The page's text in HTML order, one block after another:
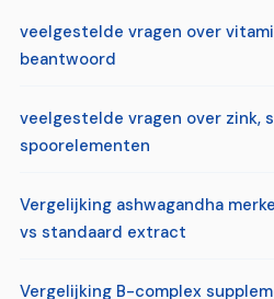
veelgestelde vragen over
beantwoord
veelgestelde vragen over zink,
spoorelementen
Vergelijking ashwagandha
vs standaard extract
Vergelijking B-complex